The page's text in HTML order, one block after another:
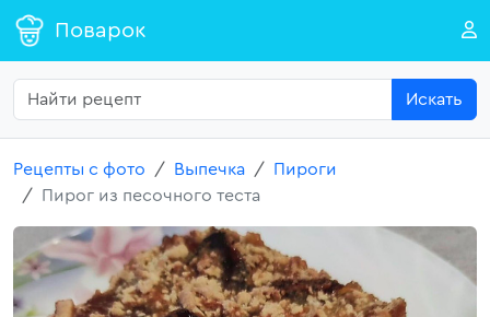
Поварок
Искать
Рецепты с фото Выпечка
Пироги
Пирог из песочного теста